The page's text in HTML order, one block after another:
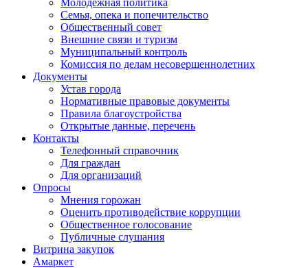
Молодёжная политика
Семья, опека и попечительство
Общественный совет
Внешние связи и туризм
Муниципальный контроль
Комиссия по делам несовершеннолетних
Документы
Устав города
Нормативные правовые документы
Правила благоустройства
Открытые данные, перечень
Контакты
Телефонный справочник
Для граждан
Для организаций
Опросы
Мнения горожан
Оценить противодействие коррупции
Общественное голосование
Публичные слушания
Витрина закупок
Амаркет